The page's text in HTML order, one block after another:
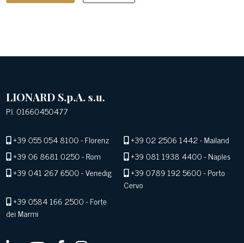
LIONARD S.p.A. s.u.
P.I. 01660450477
+39 055 054 8100- Florenz +39 02 2506 1442- Mailand
+39 06 8681 0250- Rom +39 081 1938 4400- Naples
+39 041 267 6500- Venedig +39 0789 192 5600- Porto
Cervo
+39 0584 166 2500- Forte
dei Marmi